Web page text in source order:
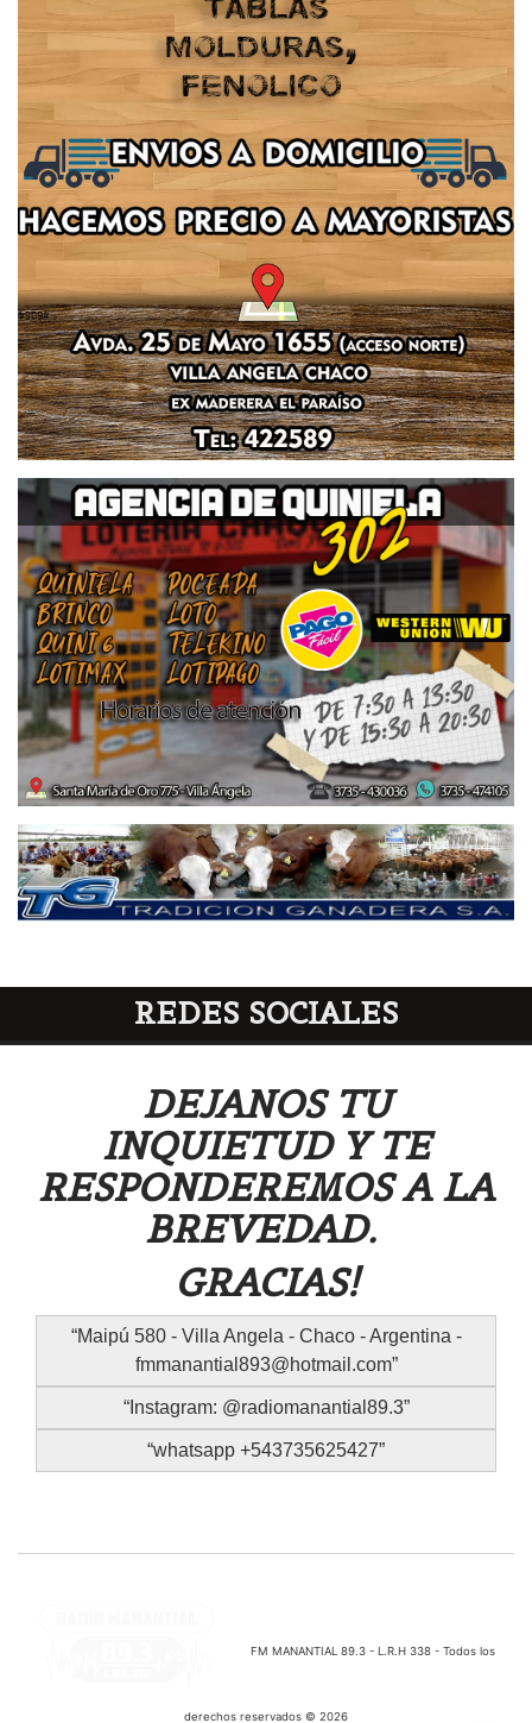
REDES SOCIALES
DEJANOS TU
INQUIETUD Y TE
RESPONDEREMOS A LA
BREVEDAD.
GRACIAS!
Maipú 580 - Villa Angela - Chaco - Argentina -
fmmanantial893@hotmail.com
Instagram: @radiomanantial89.3
whatsapp +543735625427
FM MANANTIAL 89.3 - L.R.H 338 - Todos los
derechos reservados © 2026